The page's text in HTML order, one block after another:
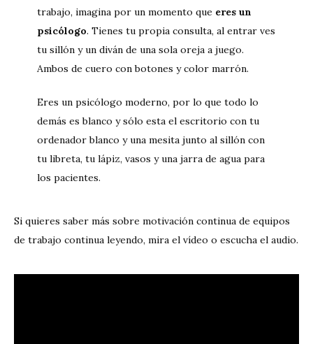
trabajo, imagina por un momento que eres un
psicólogo. Tienes tu propia consulta, al entrar ves
tu sillón y un diván de una sola oreja a juego.
Ambos de cuero con botones y color marrón.
Eres un psicólogo moderno, por lo que todo lo
demás es blanco y sólo esta el escritorio con tu
ordenador blanco y una mesita junto al sillón con
tu libreta, tu lápiz, vasos y una jarra de agua para
los pacientes.
Si quieres saber más sobre motivación continua de equipos
de trabajo continua leyendo, mira el vídeo o escucha el audio.